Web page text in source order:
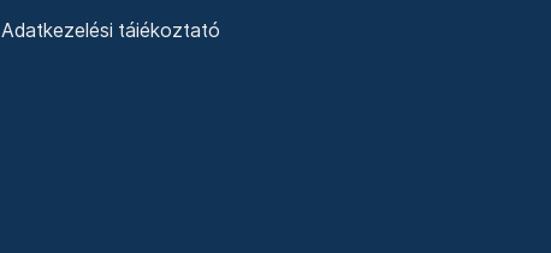
Adatkezelési tájékoztató